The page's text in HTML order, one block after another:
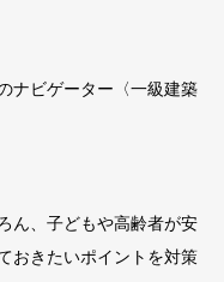
ナビゲーター〈一級建築
ん、子どもや高齢者が安
おきたいポイントを対策